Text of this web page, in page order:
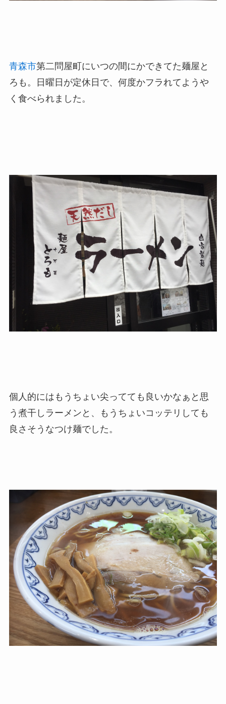
青森市第二問屋町にいつの間にかできてた麺屋と
ろも。日曜日が定休日で、何度かフラれてようや
く食べられました。
個人的にはもうちょい尖ってても良いかなぁと思
う煮干しラーメンと、もうちょいコッテリしても
良さそうなつけ麺でした。